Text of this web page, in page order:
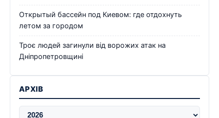
Открытый бассейн под Киевом: где отдохнуть
летом за городом
Троє людей загинули від ворожих атак на
Дніпропетровщині
АРХІВ